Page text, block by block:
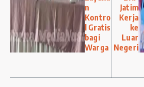
n
Kontro
l Gratis
bagi
Warga
Jatim
Kerja
ke
Luar
Negeri